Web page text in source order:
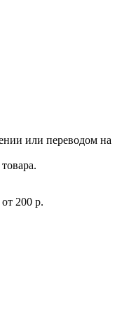
или переводом на
200 р.